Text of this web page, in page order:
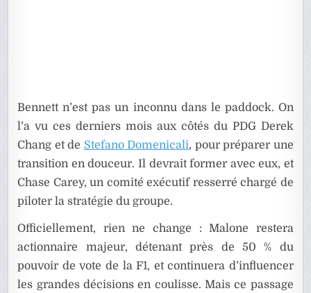
Bennett n’est pas un inconnu dans le paddock. On
l’a vu ces derniers mois aux côtés du PDG Derek
Chang et de Stefano Domenicali, pour préparer une
transition en douceur. Il devrait former avec eux, et
Chase Carey, un comité exécutif resserré chargé de
piloter la stratégie du groupe.
Officiellement, rien ne change : Malone restera
actionnaire majeur, détenant près de 50 % du
pouvoir de vote de la F1, et continuera d’influencer
les grandes décisions en coulisse. Mais ce passage